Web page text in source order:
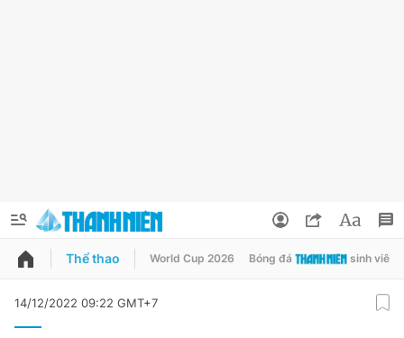
QUẢNG CÁO ĐẶT BÁO
Thể thao World Cup 2026 Bóng đá sinh viên
14/12/2022 09:22 GMT+7